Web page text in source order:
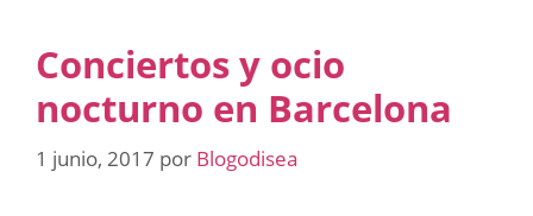
Conciertos y ocio
nocturno en Barcelona
1 junio, 2017 por Blogodisea